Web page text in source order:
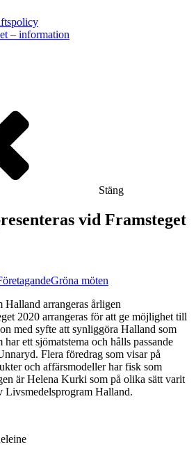
– information
Stäng
vid Framsteget
Gröna möten
arrangeras årligen
2020 arrangeras för att ge möjlighet till
med syfte att synliggöra Halland som
ett sjömatstema och hålls passande
Flera föredrag som visar på
och affärsmodeller har fisk som
är Helena Kurki som på olika sätt varit
Livsmedelsprogram Halland.